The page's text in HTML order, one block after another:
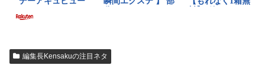
編集長Kensakuの注目ネタ